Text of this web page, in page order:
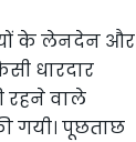
के लेनदेन और
धारदार
रहने वाले
गयी। पूछताछ